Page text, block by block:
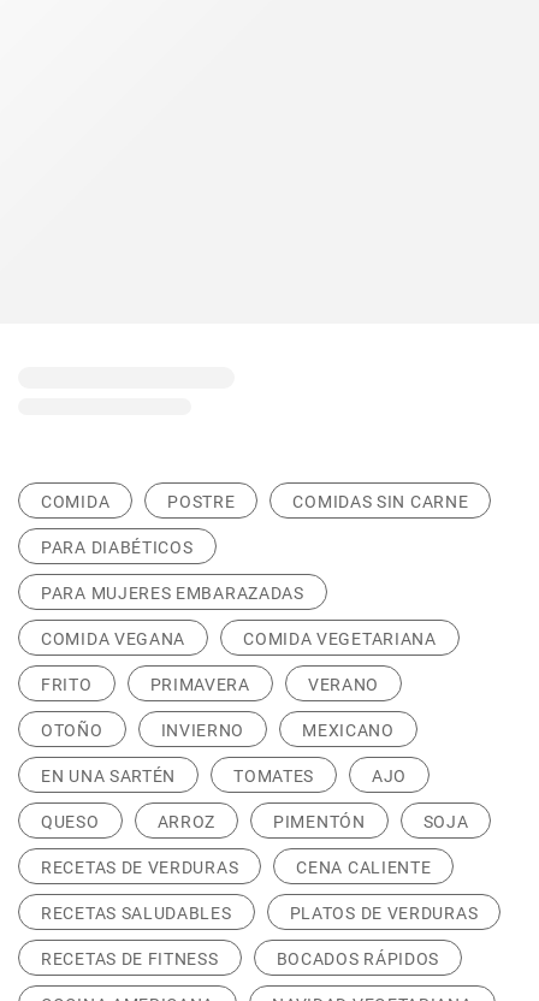
COMIDA POSTRE COMIDAS SIN CARNE
PARA DIABÉTICOS
PARA MUJERES EMBARAZADAS
COMIDA VEGANA COMIDA VEGETARIANA
FRITO PRIMAVERA VERANO
OTOÑO INVIERNO MEXICANO
EN UNA SARTÉN TOMATES AJO
QUESO ARROZ PIMENTÓN SOJA
RECETAS DE VERDURAS CENA CALIENTE
RECETAS SALUDABLES PLATOS DE VERDURAS
RECETAS DE FITNESS BOCADOS RÁPIDOS